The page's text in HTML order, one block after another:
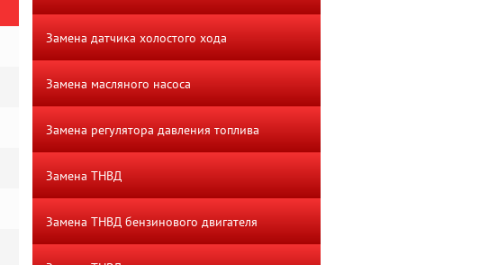
Замена датчика холостого хода
Замена масляного насоса
Замена регулятора давления топлива
Замена ТНВД
Замена ТНВД бензинового двигателя